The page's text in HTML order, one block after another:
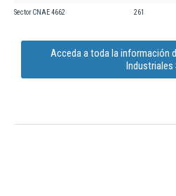
Sector CNAE 4662 261
Acceda a toda la información
Industriales